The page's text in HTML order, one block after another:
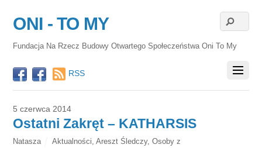
ONI - TO MY
Fundacja Na Rzecz Budowy Otwartego Społeczeństwa Oni To My
RSS
5 czerwca 2014
Ostatni Zakręt – KATHARSIS
Natasza Aktualności Areszt Śledczy, Osoby z